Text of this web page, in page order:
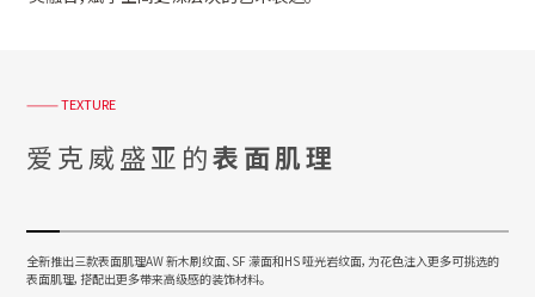
——— TEXTURE
爱克威盛亚的表面肌理
全新推出三款表面肌理AW 新木刷纹面、SF 濛面和HS 哑光岩纹面，为花色注入更多可挑选的
表面肌理，搭配出更多带来高级感的装饰材料。